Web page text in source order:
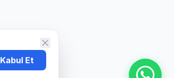
Kabul Et